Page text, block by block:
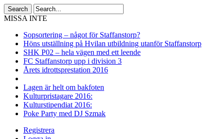
MISSA INTE
Sopsortering – något för Staffanstorp?
Höns utställning på Hvilan utbildning utanför Staffanstorp
SHK P02 – hela vägen med ett leende
FC Staffanstorp upp i division 3
Årets idrottsprestation 2016
Lagen är helt om bakfoten
Kulturpristagare 2016:
Kulturstipendiat 2016:
Poke Party med DJ Szmak
Registrera